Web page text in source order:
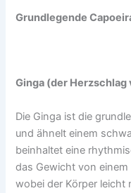
Grundlegende
Ginga (der Herzschlag
Die Ginga ist die
und ähnelt einem
beinhaltet eine
das Gewicht von
wobei der Körper leicht